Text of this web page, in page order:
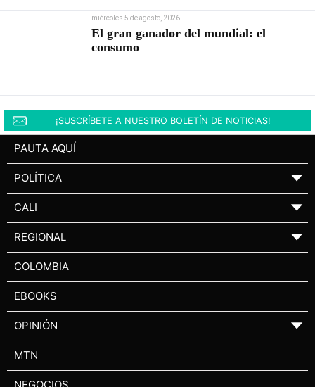
miércoles 5 de agosto, 2026
El gran ganador del mundial: el
consumo
¡SUSCRÍBETE A NUESTRO BOLETÍN DE NOTICIAS!
PAUTA AQUÍ
POLÍTICA ▼
CALI ▼
REGIONAL ▼
COLOMBIA
EBOOKS
OPINIÓN ▼
MTN